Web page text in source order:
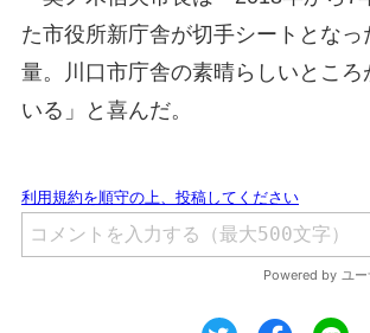
た市役所新庁舎が切手シートとなっ
量。川口市庁舎の素晴らしいところ
いる」と喜んだ。
ツイートシェア